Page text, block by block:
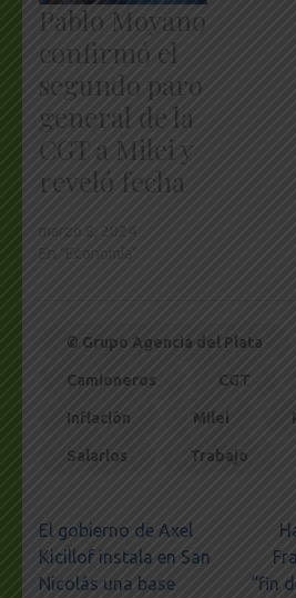
Pablo Moyano
confirmó el
segundo paro
general de la
CGT a Milei y
reveló fecha
© Grupo Agencia del Plata
Camioneros CGT
Inflación Milei
Salarios Trabajo
Navegación
de
entradas
El gobierno de Axel
Kicillof instala en San
Nicolás una base
“fin